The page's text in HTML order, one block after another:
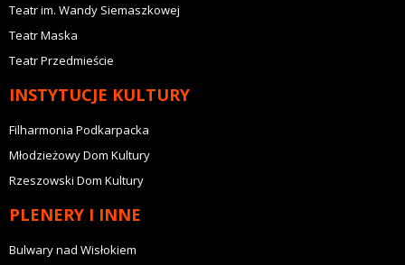
Teatr im. Wandy Siemaszkowej
Teatr Maska
Teatr Przedmieście
INSTYTUCJE KULTURY
Filharmonia Podkarpacka
Młodzieżowy Dom Kultury
Rzeszowski Dom Kultury
PLENERY I INNE
Bulwary nad Wisłokiem